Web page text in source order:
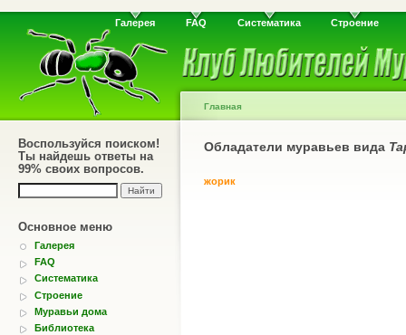
Галерея FAQ Систематика Строение
Воспользуйся поиском!
Ты найдешь ответы на
99% своих вопросов.
Основное меню
Галерея
FAQ
Систематика
Строение
Муравьи дома
Библиотека
Главная
Обладатели муравьев вида
жорик